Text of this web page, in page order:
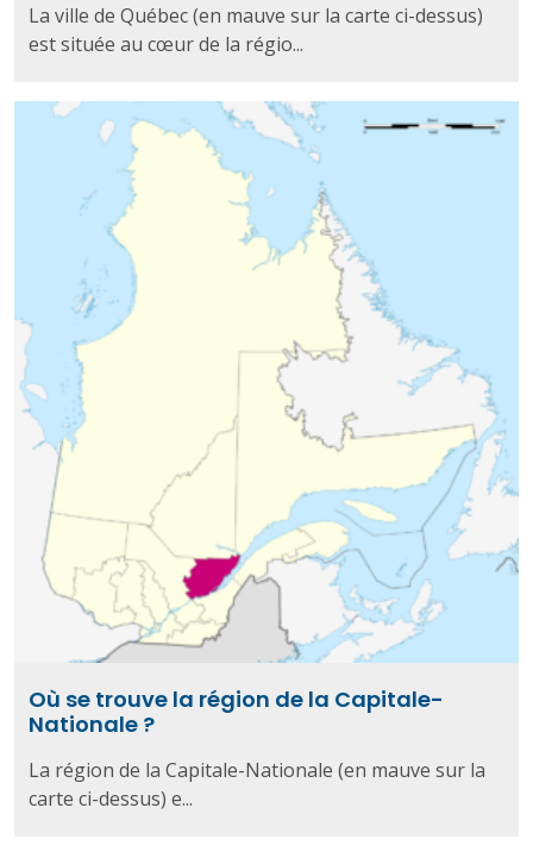
La ville de Québec (en mauve sur la carte ci-dessus)
est située au cœur de la régio...
Où se trouve la région de la Capitale-
Nationale ?
La région de la Capitale-Nationale (en mauve sur la
carte ci-dessus) e...